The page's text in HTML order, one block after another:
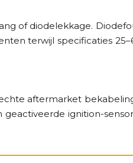
of diodelekkage.
terwijl specificaties
aftermarket
ignition-